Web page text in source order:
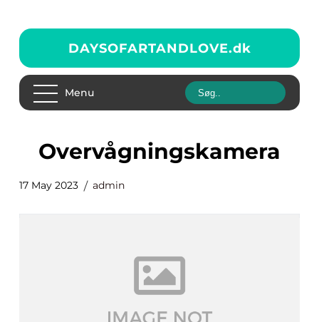
DAYSOFARTANDLOVE.dk
Menu
overvågningskamera
17 May 2023 admin